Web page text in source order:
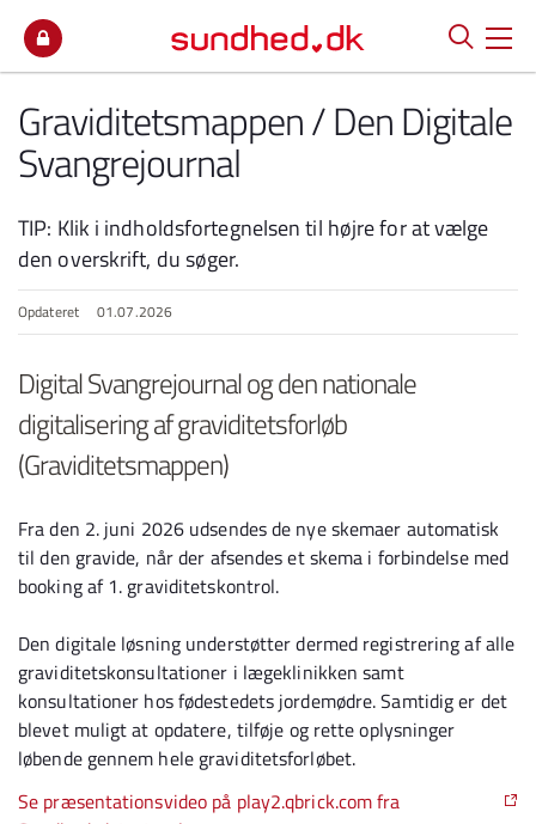
Graviditetsmappen / Den Digitale
Svangrejournal
TIP: Klik i indholdsfortegnelsen til højre for at vælge
den overskrift, du søger.
Opdateret 01.07.2026
Digital Svangrejournal og den nationale
digitalisering af graviditetsforløb
(Graviditetsmappen)
Fra den 2. juni 2026 udsendes de nye skemaer automatisk
til den gravide, når der afsendes et skema i forbindelse med
booking af 1. graviditetskontrol.
Den digitale løsning understøtter dermed registrering af alle
graviditetskonsultationer i lægeklinikken samt
konsultationer hos fødestedets jordemødre. Samtidig er det
blevet muligt at opdatere, tilføje og rette oplysninger
løbende gennem hele graviditetsforløbet.
Se præsentationsvideo på play2.qbrick.com fra